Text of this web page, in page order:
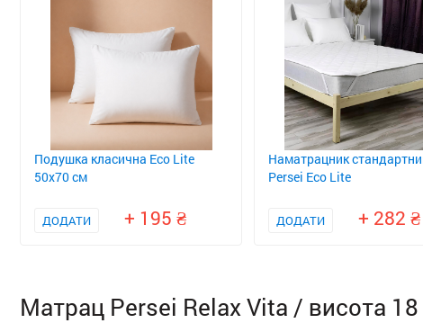
Подушка класична Eco Lite
50x70 см
ДОДАТИ + 195
Наматрацник
Persei Eco Lite
ДОДАТИ + 282
Матрац Persei Relax Vita / висота